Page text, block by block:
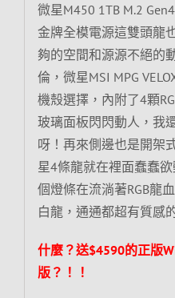
微星M450 1TB M.2
金牌全模電源這雙頭龍
夠的空間和源源不絕的
倫，微星MSI MPG
機殼選擇，內附了4顆
玻璃面板閃閃動人，我
呀！再來側邊也是開架
星4條龍就在裡面蠢蠢
個燈條在流淌著RGB龍
白龍，通通都超有質感
什麼？送$4590的正版
版？！！